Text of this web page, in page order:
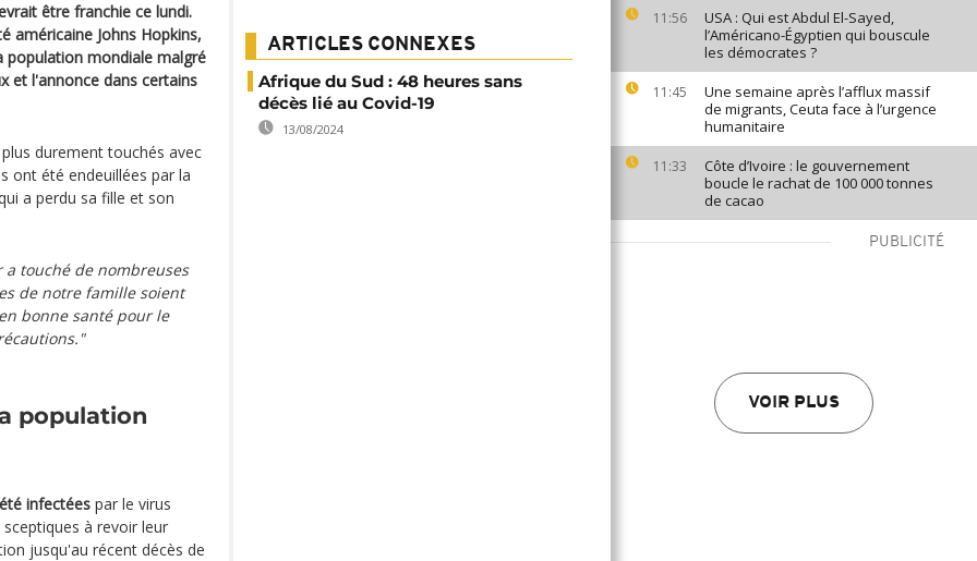
11:56
USA : Qui est Abdul El-Sayed,
l’Américano-Égyptien qui bouscule
les démocrates ?
11:45
Une semaine après l’afflux massif
de migrants, Ceuta face à l’urgence
humanitaire
11:33
Côte d’Ivoire : le gouvernement
boucle le rachat de 100 000 tonnes
de cacao
PUBLICITÉ
VOIR PLUS
être franchie ce lundi.
américaine Johns Hopkins,
population mondiale malgré
et l'annonce dans certains
durement touchés avec
ont été endeuillées par la
a perdu sa fille et son
a touché de nombreuses
de notre famille soient
bonne santé pour le
population
infectées par le virus
à revoir leur
jusqu'au récent décès de
ARTICLES CONNEXES
Afrique du Sud : 48 heures sans
décès lié au Covid-19
13/08/2024